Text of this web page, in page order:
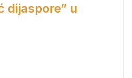
dijaspore” u